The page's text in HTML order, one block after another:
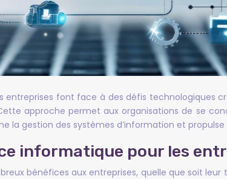
font face à des défis technologiques
approche permet aux organisations de se
la gestion des systèmes d’information et
informatique pour les
bénéfices aux entreprises, quelle que soit